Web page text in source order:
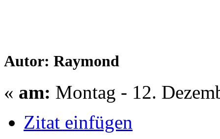
Autor: Raymond
« am: Montag - 12.
Zitat einfügen